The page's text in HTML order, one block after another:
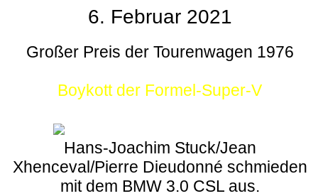
6. Februar 2021
Großer Preis der Tourenwagen 1976
Boykott der Formel-Super-V
Hans-Joachim Stuck/Jean
Xhenceval/Pierre Dieudonné schmieden
mit dem BMW 3.0 CSL aus.